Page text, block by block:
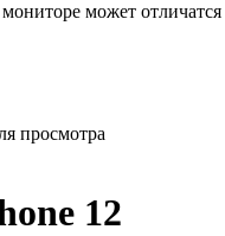
может
просмотра
12